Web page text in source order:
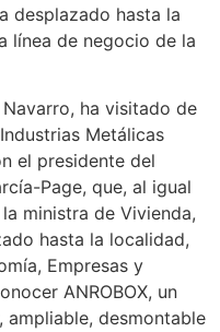
desplazado hasta la
línea de negocio de la
ha visitado de
Metálicas
el presidente del
Page, que, al igual
ministra de Vivienda,
hasta la localidad,
Empresas y
ANROBOX, un
ampliable, desmontable